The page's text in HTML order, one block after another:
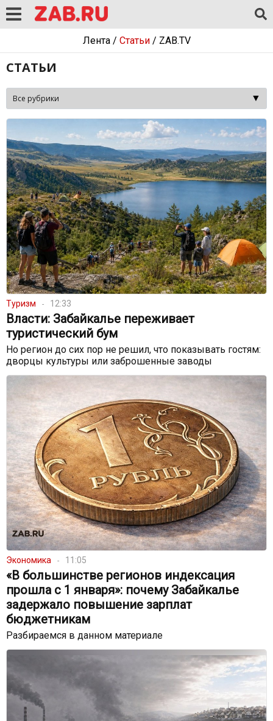
Лента/ Статьи/ ZAB.TV
СТАТЬИ
Туризм 12:33
Власти: Забайкалье переживает
туристический бум
Но регион до сих пор не решил, что показывать гостям:
дворцы культуры или заброшенные заводы
Экономика 11:05
«В большинстве регионов индексация
прошла с 1 января»: почему Забайкалье
задержало повышение зарплат
бюджетникам
Разбираемся в данном материале